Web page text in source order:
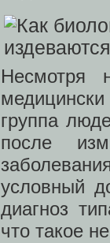
Несмотря
группа
после
условный
диагноз
что такое